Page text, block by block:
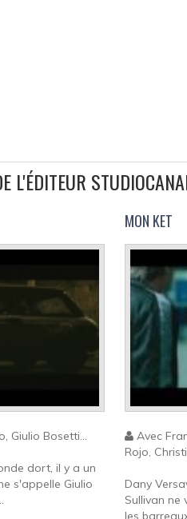
L'ÉDITEUR
Giulio Bosetti...
dort, il y a un
s'appelle Giulio
MON KET
Avec
Rojo,
Dany
Sullivan ne
les